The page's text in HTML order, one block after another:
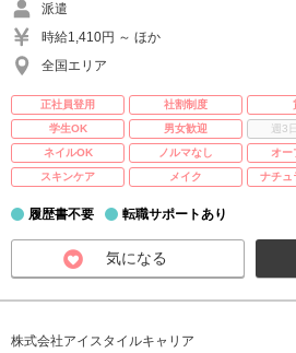
派遣
時給1,410円 ～ ほか
全国エリア
正社員登用 社割制度
学生OK
男女歓迎 週3
ネイルOK
ノルマなし オー
スキンケア
メイク ナチュ
履歴書不要 転職サポートあり
気になる
株式会社アイスタイルキャリア